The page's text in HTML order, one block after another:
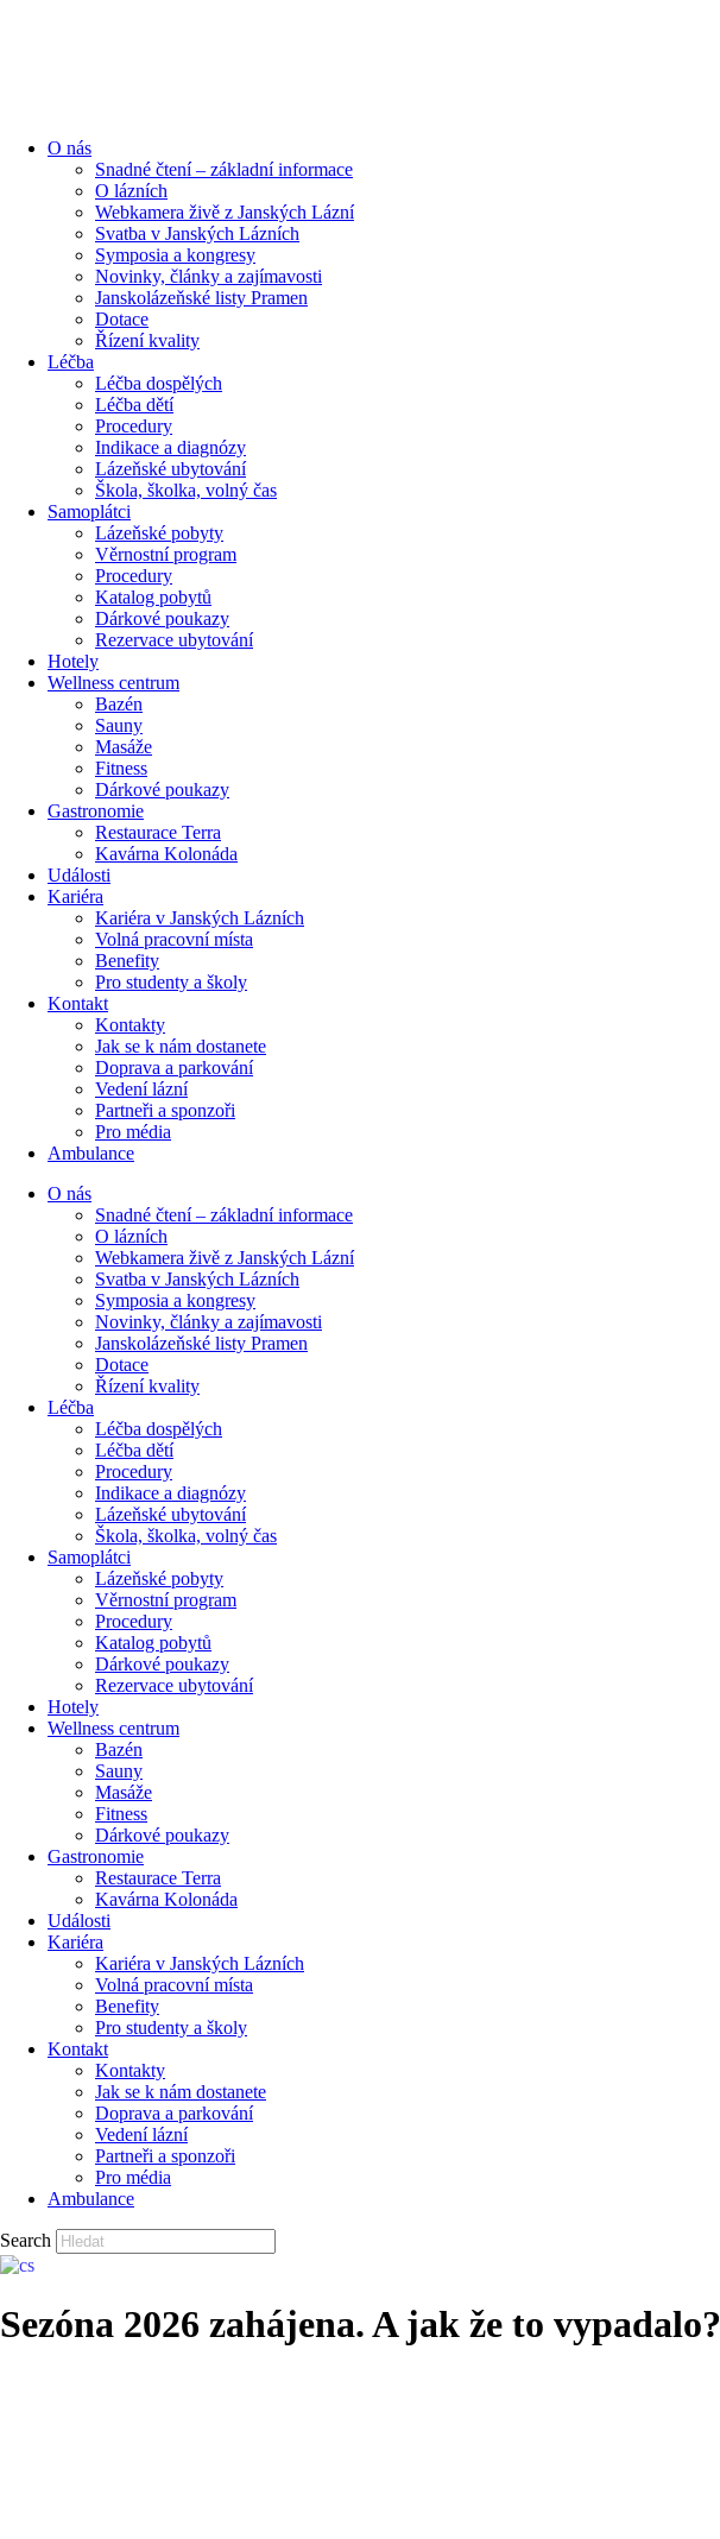
O nás
Snadné čtení – základní informace
O lázních
Webkamera živě z Janských Lázní
Svatba v Janských Lázních
Symposia a kongresy
Novinky, články a zajímavosti
Janskolázeňské listy Pramen
Dotace
Řízení kvality
Léčba
Léčba dospělých
Léčba dětí
Procedury
Indikace a diagnózy
Lázeňské ubytování
Škola, školka, volný čas
Samoplátci
Lázeňské pobyty
Věrnostní program
Procedury
Katalog pobytů
Dárkové poukazy​
Rezervace ubytování
Hotely
Wellness centrum
Bazén
Sauny
Masáže
Fitness
Dárkové poukazy​
Gastronomie
Restaurace Terra
Kavárna Kolonáda
Události
Kariéra
Kariéra v Janských Lázních
Volná pracovní místa
Benefity
Pro studenty a školy
Kontakt
Kontakty
Jak se k nám dostanete
Doprava a parkování
Vedení lázní
Partneři a sponzoři
Pro média
Ambulance
O nás
Snadné čtení – základní informace
O lázních
Webkamera živě z Janských Lázní
Svatba v Janských Lázních
Symposia a kongresy
Novinky, články a zajímavosti
Janskolázeňské listy Pramen
Dotace
Řízení kvality
Léčba
Léčba dospělých
Léčba dětí
Procedury
Indikace a diagnózy
Lázeňské ubytování
Škola, školka, volný čas
Samoplátci
Lázeňské pobyty
Věrnostní program
Procedury
Katalog pobytů
Dárkové poukazy​
Rezervace ubytování
Hotely
Wellness centrum
Bazén
Sauny
Masáže
Fitness
Dárkové poukazy​
Gastronomie
Restaurace Terra
Kavárna Kolonáda
Události
Kariéra
Kariéra v Janských Lázních
Volná pracovní místa
Benefity
Pro studenty a školy
Kontakt
Kontakty
Jak se k nám dostanete
Doprava a parkování
Vedení lázní
Partneři a sponzoři
Pro média
Ambulance
Search
Sezóna 2026 zahájena. A jak že to vypadalo?